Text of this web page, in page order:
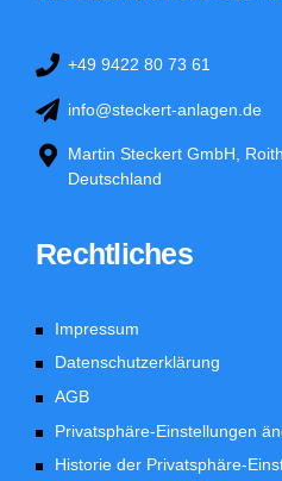
+49 9422 80 73 61
info@steckert-anlagen.de
Martin Steckert GmbH,
Deutschland
Rechtliches
Impressum
Datenschutzerklärung
AGB
Privatsphäre-Einstellungen
Historie der Privatsphäre-